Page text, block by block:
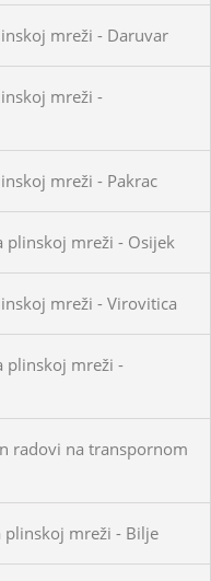
mreži - Daruvar
mreži -
mreži - Pakrac
mreži - Osijek
mreži - Virovitica
plinskoj mreži -
radovi na transpornom
mreži - Bilje